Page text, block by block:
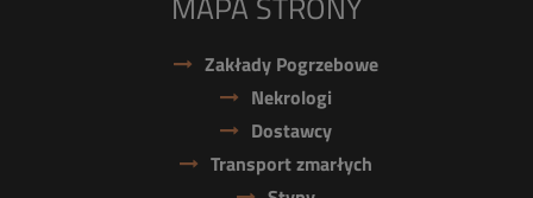
Zakłady Pogrzebowe
Nekrologi
Dostawcy
Transport zmarłych